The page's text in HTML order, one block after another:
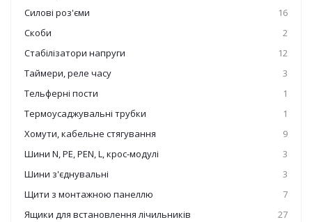
Силові роз'єми
16
Скоби
2
Стабілізатори напруги
12
Таймери, реле часу
3
Тельферні пости
1
Термоусаджувальні трубки
1
Хомути, кабельне стягування
9
Шини N, PE, PEN, L, крос-модулі
3
Шини з'єднувальні
3
Щити з монтажною панеллю
7
Ящики для встановлення лічильників
27